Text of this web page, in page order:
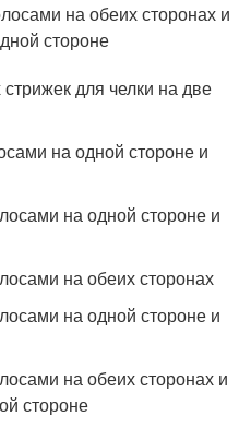
на обеих сторонах и
стороне
для челки на две
на одной стороне и
на одной стороне и
на обеих сторонах
на одной стороне и
на обеих сторонах и
стороне